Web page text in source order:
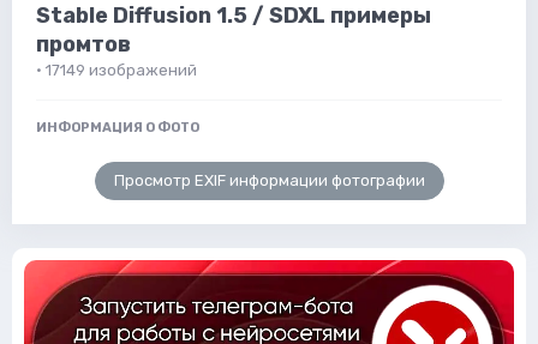
Stable Diffusion 1.5 / SDXL примеры
промтов
· 17149 изображений
ИНФОРМАЦИЯ О ФОТО
Просмотр EXIF информации фотографии